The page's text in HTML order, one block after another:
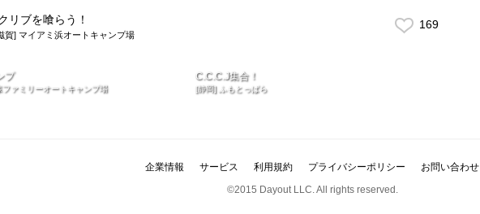
リブを喰らう！
賀] マイアミ浜オートキャンプ場
169
プ
ファミリーオートキャンプ場
C.C.C.J集合！
[静岡] ふもとっぱら
企業情報 サービス 利用規約 プライバシーポリシー
お問い合わせ
©2015 Dayout LLC. All rights reserved.